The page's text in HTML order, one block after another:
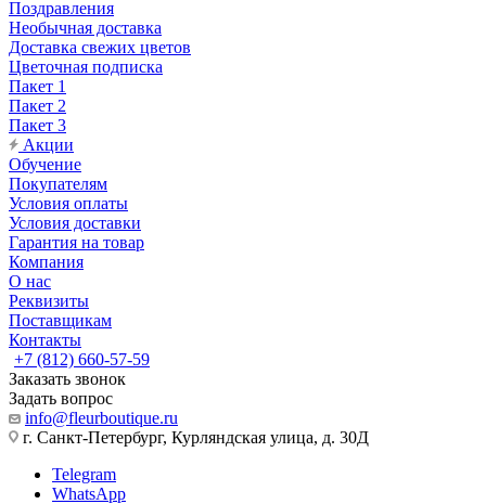
Поздравления
Необычная доставка
Доставка свежих цветов
Цветочная подписка
Пакет 1
Пакет 2
Пакет 3
Акции
Обучение
Покупателям
Условия оплаты
Условия доставки
Гарантия на товар
Компания
О нас
Реквизиты
Поставщикам
Контакты
+7 (812) 660-57-59
Заказать звонок
Задать вопрос
info@fleurboutique.ru
г. Санкт-Петербург, Курляндская улица, д. 30Д
Telegram
WhatsApp